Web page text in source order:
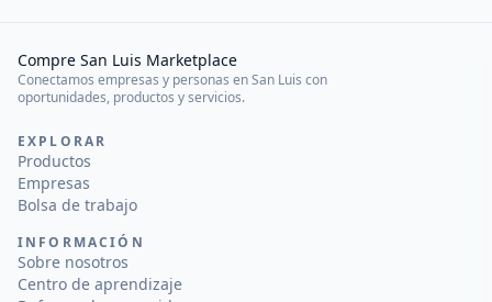
Compre San Luis Marketplace
Conectamos empresas y personas en San Luis con
oportunidades, productos y servicios.
EXPLORAR
Productos
Empresas
Bolsa de trabajo
INFORMACIÓN
Sobre nosotros
Centro de aprendizaje